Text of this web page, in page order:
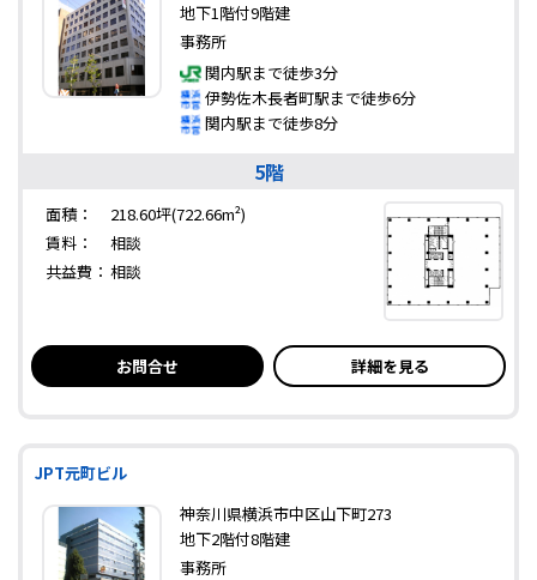
地下1階付9階建
事務所
関内駅まで徒歩3分
伊勢佐木長者町駅まで徒歩6分
関内駅まで徒歩8分
5階
面積：
218.60坪(722.66m²)
賃料：
相談
共益費： 相談
お問合せ 詳細を見る
JPT元町ビル
神奈川県横浜市中区山下町273
地下2階付8階建
事務所